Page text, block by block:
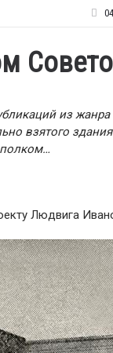
из
взятого
Людвига